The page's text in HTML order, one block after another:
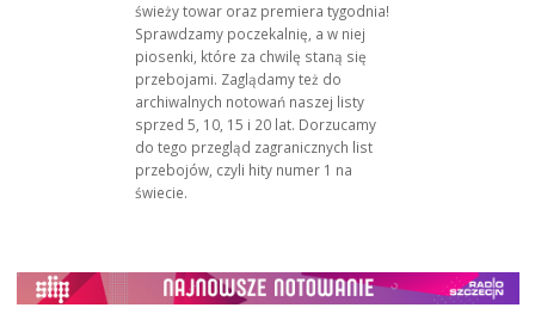
świeży towar oraz premiera tygodnia!
Sprawdzamy poczekalnię, a w niej
piosenki, które za chwilę staną się
przebojami. Zaglądamy też do
archiwalnych notowań naszej listy
sprzed 5, 10, 15 i 20 lat. Dorzucamy
do tego przegląd zagranicznych list
przebojów, czyli hity numer 1 na
świecie.